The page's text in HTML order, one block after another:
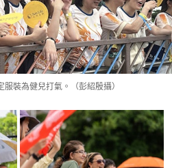
裝為健兒打氣。（彭紹殷攝）